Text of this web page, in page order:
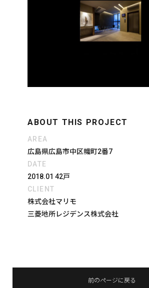
ABOUT THIS PROJECT
AREA
広島県広島市中区幟町2番7
DATE
2018.01 42戸
CLIENT
株式会社マリモ
三菱地所レジデンス株式会社
前のページに戻る